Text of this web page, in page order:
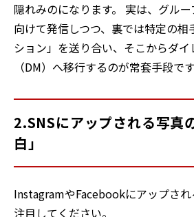
隠れみのになります。 実は、グル
向けて発信しつつ、裏では特定の相
ション」を送り合い、そこからダ
（DM）へ移行するのが常套手段です
2.SNSにアップされる写真
白」
InstagramやFacebookにアップさ
注目してください。